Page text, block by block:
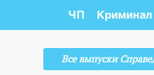
ЧП Криминал
Все выпуски